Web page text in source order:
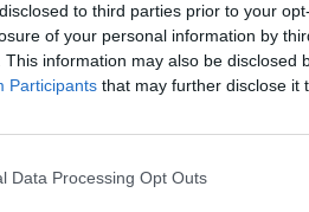
to third parties prior to your
of your personal information by
This information may also be disclosed
Participants that may further disclose it
Data Processing Opt Outs
το ΚΕΕΜ προκήρυξε συνοπτικό
με προφορικές, για την
την κατανάλωση (τζίρος) περίπου
χαμηλότερη τιμή, σύμφωνα με τα
07 με βάση τις τεχνικές